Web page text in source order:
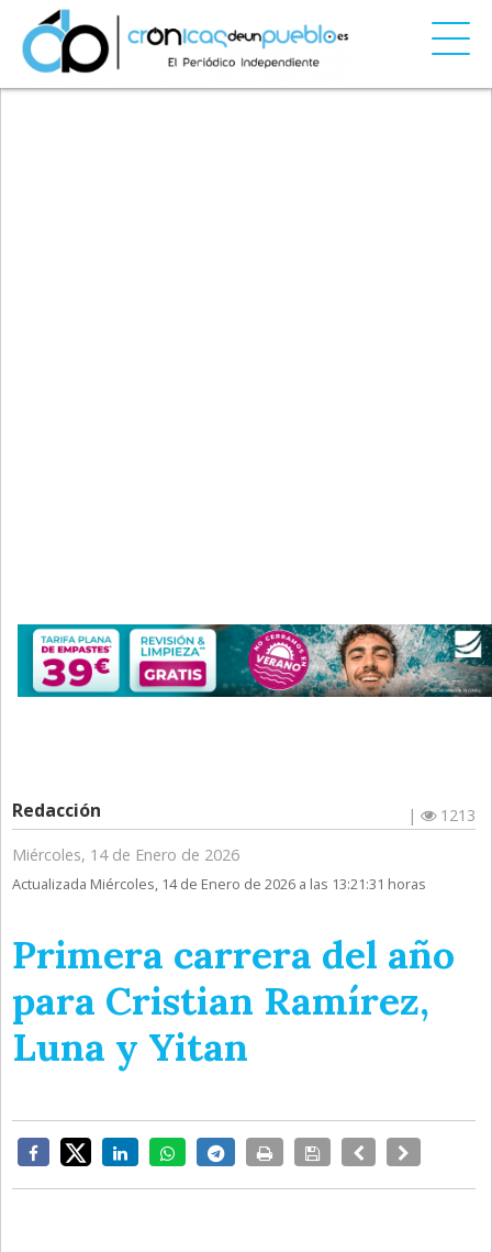
Redacción |
1213
Miércoles, 14 de Enero de 2026
Actualizada Miércoles, 14 de Enero de 2026 a las 13:21:31 horas
Primera carrera del año
para Cristian Ramírez,
Luna y Yitan